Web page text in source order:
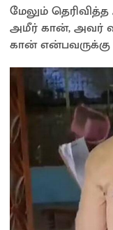
மேலும்
அமீர் கான், அவர்
கான்